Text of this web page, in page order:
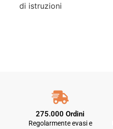
di istruzioni
275.000 Ordini
Regolarmente evasi e